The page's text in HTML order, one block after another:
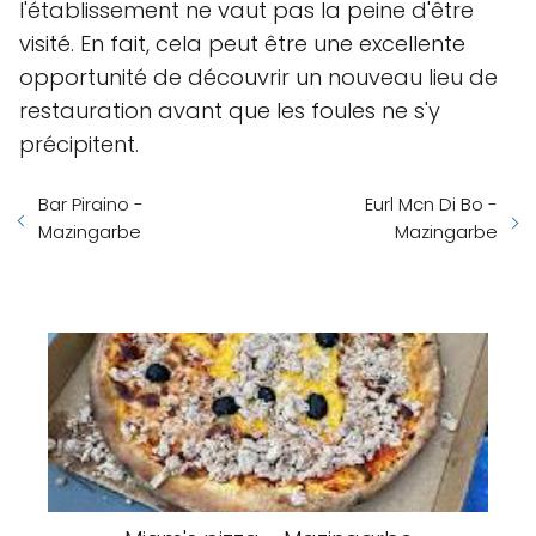
l'établissement ne vaut pas la peine d'être
visité. En fait, cela peut être une excellente
opportunité de découvrir un nouveau lieu de
restauration avant que les foules ne s'y
précipitent.
Bar Piraino -
Mazingarbe
Eurl Mcn Di Bo -
Mazingarbe